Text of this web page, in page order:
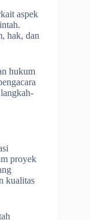
aspek
hak, dan
hukum
proyek
kualitas